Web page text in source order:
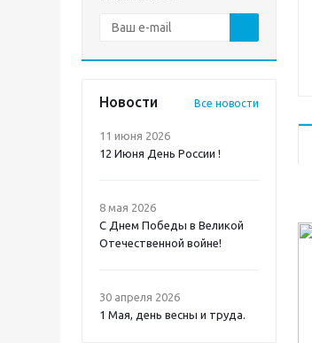
Новости Все новости
11 июня 2026
12 Июня День России !
8 мая 2026
С Днем Победы в Великой
Отечественной войне!
30 апреля 2026
1 Мая, день весны и труда.